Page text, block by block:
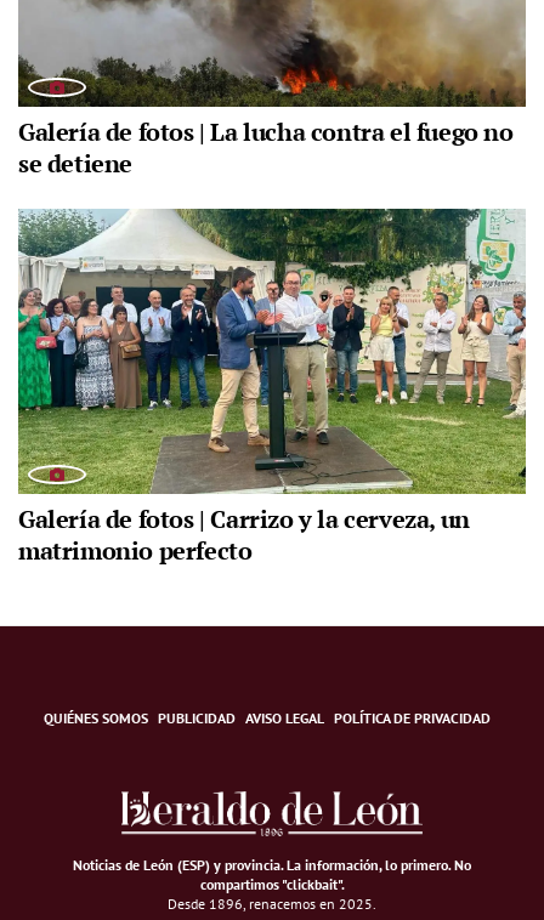
Galería de fotos | La lucha contra el fuego no
se detiene
Galería de fotos | Carrizo y la cerveza, un
matrimonio perfecto
QUIÉNES SOMOS PUBLICIDAD AVISO LEGAL POLÍTICA DE PRIVACIDAD
Noticias de León (ESP) y provincia. La información, lo primero.No
compartimos "clickbait".
Desde 1896, renacemos en 2025.